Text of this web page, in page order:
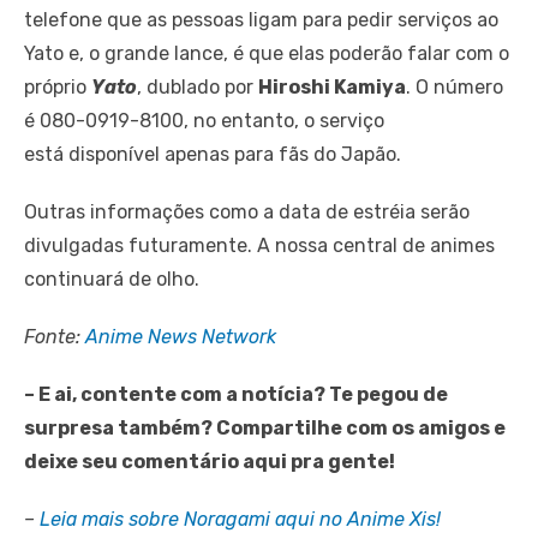
telefone que as pessoas ligam para pedir serviços ao
Yato e, o grande lance, é que elas poderão falar com o
próprio Yato, dublado por Hiroshi Kamiya. O número
é 080-0919-8100, no entanto, o serviço
está disponível apenas para fãs do Japão.
Outras informações como a data de estréia serão
divulgadas futuramente. A nossa central de animes
continuará de olho.
Fonte:Anime News Network
– E ai, contente com a notícia? Te pegou de
surpresa também? Compartilhe com os amigos e
deixe seu comentário aqui pra gente!
– Leia mais sobre Noragami aqui no Anime Xis!